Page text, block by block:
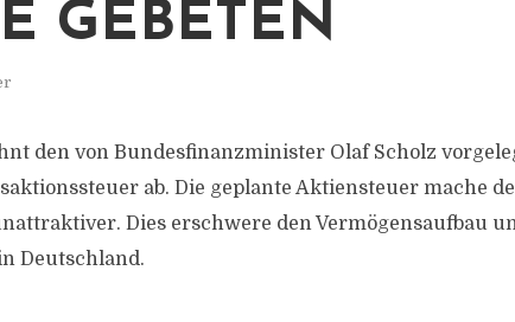
GEBETEN
den von Bundesfinanzminister Olaf Scholz
ab. Die geplante Aktiensteuer mache
Dies erschwere den Vermögensaufbau
Deutschland.